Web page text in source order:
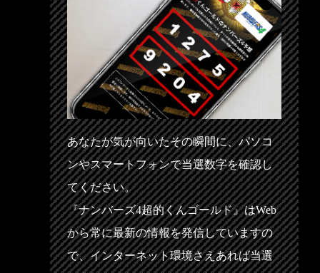
あなたが気が向いたその瞬間に、パソコ
ンやスマートフォンで当選数字を確認し
てください。
『ナンバーズ4超的くんゴールド』はWeb
から常に最新の情報を発信していますの
で、インターネット環境さえあれば当選